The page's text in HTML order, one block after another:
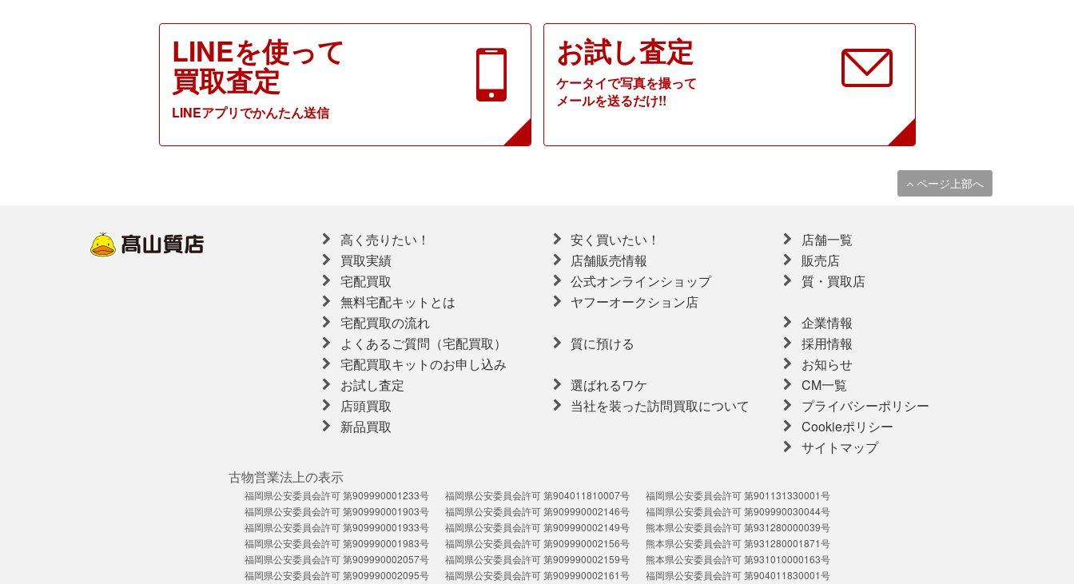
LINEを使って
買取査定
LINEアプリでかんたん送信
お試し査定
ケータイで写真を撮って
メールを送るだけ!!
ページ上部へ
高く売りたい！
買取実績
宅配買取
無料宅配キットとは
宅配買取の流れ
よくあるご質問（宅配買取）
宅配買取キットのお申し込み
お試し査定
店頭買取
新品買取
安く買いたい！
店舗販売情報
公式オンラインショップ
ヤフーオークション店
質に預ける
選ばれるワケ
当社を装った訪問買取について
店舗一覧
販売店
質・買取店
企業情報
採用情報
お知らせ
CM一覧
プライバシーポリシー
Cookieポリシー
サイトマップ
古物営業法上の表示
福岡県公安委員会許可 第909990001233号
福岡県公安委員会許可 第909990001903号
福岡県公安委員会許可 第909990001933号
福岡県公安委員会許可 第909990001983号
福岡県公安委員会許可 第909990002057号
福岡県公安委員会許可 第909990002095号
福岡県公安委員会許可 第904011810007号
福岡県公安委員会許可 第909990002146号
福岡県公安委員会許可 第909990002149号
福岡県公安委員会許可 第909990002156号
福岡県公安委員会許可 第909990002159号
福岡県公安委員会許可 第909990002161号
福岡県公安委員会許可 第901131330001号
福岡県公安委員会許可 第909990030044号
熊本県公安委員会許可 第931280000039号
熊本県公安委員会許可 第931280001871号
熊本県公安委員会許可 第931010000163号
福岡県公安委員会許可 第904011830001号